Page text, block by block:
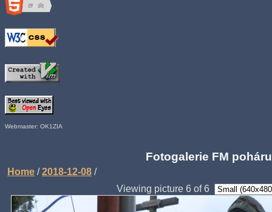
Webmaster: OK1ZIA
Fotogalerie FM poháru
Home /2018-12-08 /
Viewing picture 6 of 6